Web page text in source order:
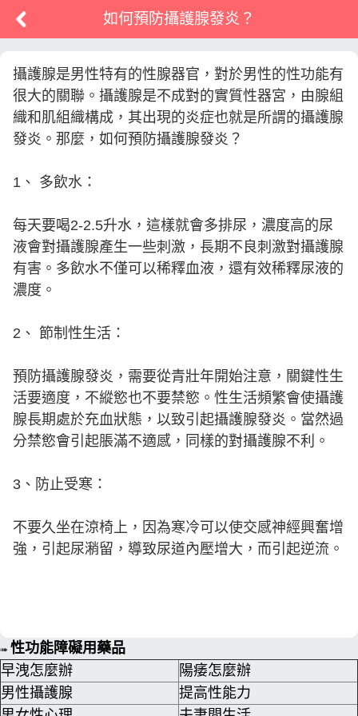
如何預防攝護腺發炎？
攝護腺是男性特有的性腺器官，對於男性的性功能有
很大的關聯。攝護腺是不成對的實質性器宮，由腺組
織和肌組織構成，其出現的炎症也就是所謂的攝護腺
發炎。那麼，如何預防攝護腺發炎？
1、 多飲水：
每天要喝2-2.5升水，這樣就會多排尿，濃度高的尿
液會對攝護腺產生一些刺激，長期不良刺激對攝護腺
有害。多飲水不僅可以稀釋血液，還有效稀釋尿液的
濃度。
2、 節制性生活：
預防攝護腺發炎，需要從青壯年開始注意，關鍵性生
活要適度，不縱慾也不要禁慾。性生活頻繁會使攝護
腺長期處於充血狀態，以致引起攝護腺發炎。當然過
分禁慾會引起脹滿不適感，同樣的對攝護腺不利。
3、防止受寒：
不要久坐在涼椅上，因為寒冷可以使交感神經興奮增
強，引起尿潲留，導致尿道內壓增大，而引起逆流。
➠ 性功能障礙用藥品
早洩怎麼辦
陽痿怎麼辦
男性攝護腺
提高性能力